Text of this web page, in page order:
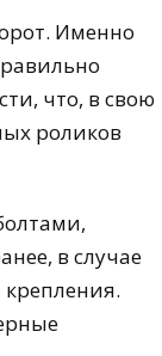
Именно
что, в свою
роликов
в случае